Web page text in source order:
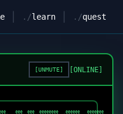
./learn ./quest
[UNMUTE] [ONLINE]
@@@  @@@  @@@@@@@@   @@@@@@   @@@@@@@